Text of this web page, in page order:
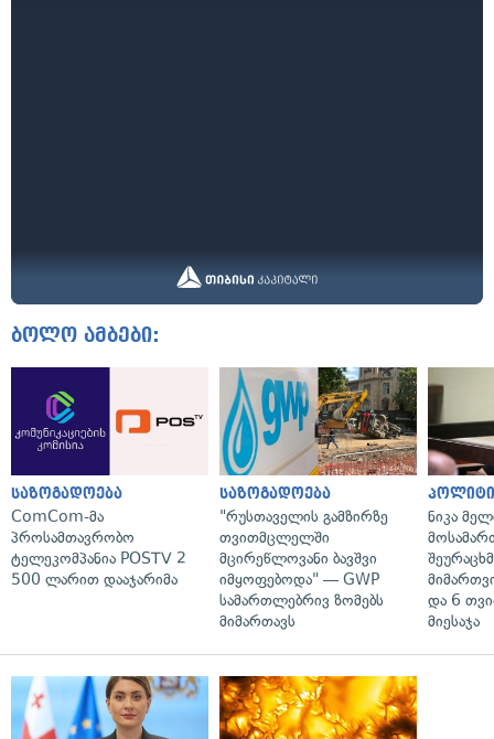
ბოლო ამბები:
საზოგადოება
ComCom-მა
პროსამთავრობო
ტელეკომპანია POSTV 2
500 ლარით დააჯარიმა
საზოგადოება
"რუსთაველის გამზირზე
თვითმცლელში
მცირეწლოვანი ბავშვი
იმყოფებოდა" — GWP
სამართლებრივ ზომებს
მიმართავს
ნიკა
და 6
მიესაჯა